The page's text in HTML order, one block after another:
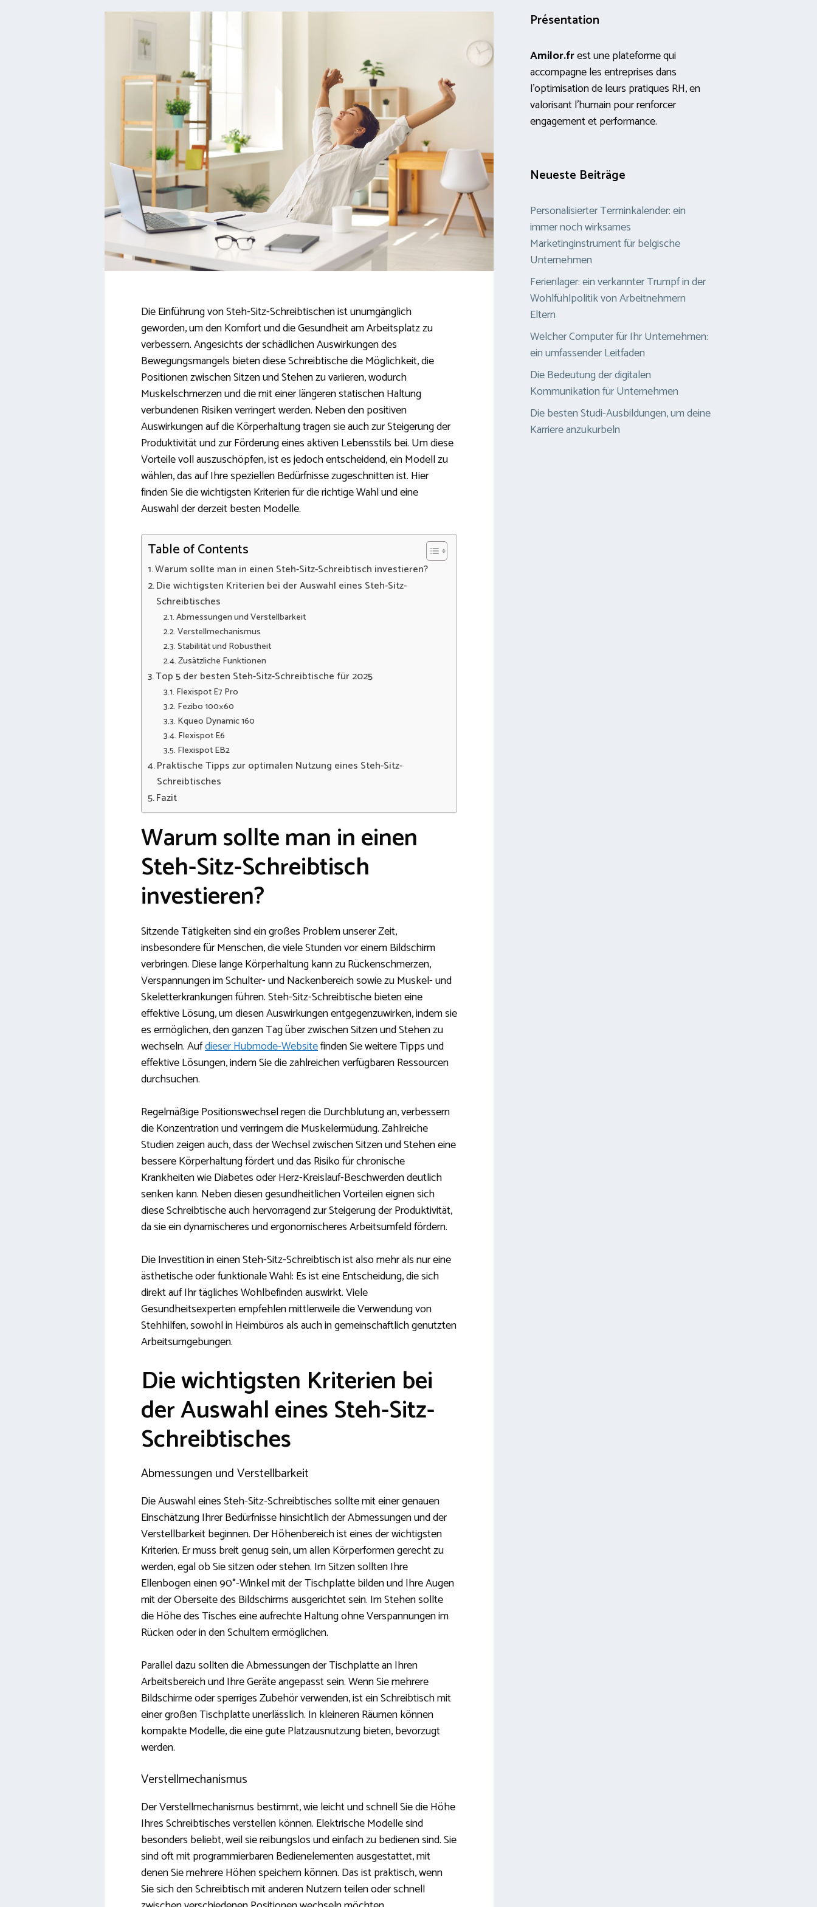
Die Einführung von Steh-Sitz-Schreibtischen ist unumgänglich
geworden, um den Komfort und die Gesundheit am Arbeitsplatz zu
verbessern. Angesichts der schädlichen Auswirkungen des
Bewegungsmangels bieten diese Schreibtische die Möglichkeit, die
Positionen zwischen Sitzen und Stehen zu variieren, wodurch
Muskelschmerzen und die mit einer längeren statischen Haltung
verbundenen Risiken verringert werden. Neben den positiven
Auswirkungen auf die Körperhaltung tragen sie auch zur Steigerung der
Produktivität und zur Förderung eines aktiven Lebensstils bei. Um diese
Vorteile voll auszuschöpfen, ist es jedoch entscheidend, ein Modell zu
wählen, das auf Ihre speziellen Bedürfnisse zugeschnitten ist. Hier
finden Sie die wichtigsten Kriterien für die richtige Wahl und eine
Auswahl der derzeit besten Modelle.
Table of Contents
Warum sollte man in einen Steh-Sitz-Schreibtisch investieren?
Die wichtigsten Kriterien bei der Auswahl eines Steh-Sitz-
Schreibtisches
Abmessungen und Verstellbarkeit
Verstellmechanismus
Stabilität und Robustheit
Zusätzliche Funktionen
Top 5 der besten Steh-Sitz-Schreibtische für 2025
Flexispot E7 Pro
Fezibo 100×60
Kqueo Dynamic 160
Flexispot E6
Flexispot EB2
Praktische Tipps zur optimalen Nutzung eines Steh-Sitz-
Schreibtisches
Fazit
Warum sollte man in einen
Steh-Sitz-Schreibtisch
investieren?
Sitzende Tätigkeiten sind ein großes Problem unserer Zeit,
insbesondere für Menschen, die viele Stunden vor einem Bildschirm
verbringen. Diese lange Körperhaltung kann zu Rückenschmerzen,
Verspannungen im Schulter- und Nackenbereich sowie zu Muskel- und
Skeletterkrankungen führen. Steh-Sitz-Schreibtische bieten eine
effektive Lösung, um diesen Auswirkungen entgegenzuwirken, indem sie
es ermöglichen, den ganzen Tag über zwischen Sitzen und Stehen zu
wechseln. Aufdieser Hubmode-Websitefinden Sie weitere Tipps und
effektive Lösungen, indem Sie die zahlreichen verfügbaren Ressourcen
durchsuchen.
Regelmäßige Positionswechsel regen die Durchblutung an, verbessern
die Konzentration und verringern die Muskelermüdung. Zahlreiche
Studien zeigen auch, dass der Wechsel zwischen Sitzen und Stehen eine
bessere Körperhaltung fördert und das Risiko für chronische
Krankheiten wie Diabetes oder Herz-Kreislauf-Beschwerden deutlich
senken kann. Neben diesen gesundheitlichen Vorteilen eignen sich
diese Schreibtische auch hervorragend zur Steigerung der Produktivität,
da sie ein dynamischeres und ergonomischeres Arbeitsumfeld fördern.
Die Investition in einen Steh-Sitz-Schreibtisch ist also mehr als nur eine
ästhetische oder funktionale Wahl: Es ist eine Entscheidung, die sich
direkt auf Ihr tägliches Wohlbefinden auswirkt. Viele
Gesundheitsexperten empfehlen mittlerweile die Verwendung von
Stehhilfen, sowohl in Heimbüros als auch in gemeinschaftlich genutzten
Arbeitsumgebungen.
Die wichtigsten Kriterien bei
der Auswahl eines Steh-Sitz-
Schreibtisches
Abmessungen und Verstellbarkeit
Die Auswahl eines Steh-Sitz-Schreibtisches sollte mit einer genauen
Einschätzung Ihrer Bedürfnisse hinsichtlich der Abmessungen und der
Verstellbarkeit beginnen. Der Höhenbereich ist eines der wichtigsten
Kriterien. Er muss breit genug sein, um allen Körperformen gerecht zu
werden, egal ob Sie sitzen oder stehen. Im Sitzen sollten Ihre
Ellenbogen einen 90°-Winkel mit der Tischplatte bilden und Ihre Augen
mit der Oberseite des Bildschirms ausgerichtet sein. Im Stehen sollte
die Höhe des Tisches eine aufrechte Haltung ohne Verspannungen im
Rücken oder in den Schultern ermöglichen.
Parallel dazu sollten die Abmessungen der Tischplatte an Ihren
Arbeitsbereich und Ihre Geräte angepasst sein. Wenn Sie mehrere
Bildschirme oder sperriges Zubehör verwenden, ist ein Schreibtisch mit
einer großen Tischplatte unerlässlich. In kleineren Räumen können
kompakte Modelle, die eine gute Platzausnutzung bieten, bevorzugt
werden.
Verstellmechanismus
Der Verstellmechanismus bestimmt, wie leicht und schnell Sie die Höhe
Ihres Schreibtisches verstellen können. Elektrische Modelle sind
besonders beliebt, weil sie reibungslos und einfach zu bedienen sind. Sie
sind oft mit programmierbaren Bedienelementen ausgestattet, mit
denen Sie mehrere Höhen speichern können. Das ist praktisch, wenn
Sie sich den Schreibtisch mit anderen Nutzern teilen oder schnell
Présentation
Amilor.frest une plateforme qui
accompagne les entreprises dans
l’optimisation de leurs pratiques RH, en
valorisant l’humain pour renforcer
engagement et performance.
Neueste Beiträge
Personalisierter Terminkalender: ein
immer noch wirksames
Marketinginstrument für belgische
Unternehmen
Ferienlager: ein verkannter Trumpf in der
Wohlfühlpolitik von Arbeitnehmern
Eltern
Welcher Computer für Ihr Unternehmen:
ein umfassender Leitfaden
Die Bedeutung der digitalen
Kommunikation für Unternehmen
Die besten Studi-Ausbildungen, um deine
Karriere anzukurbeln